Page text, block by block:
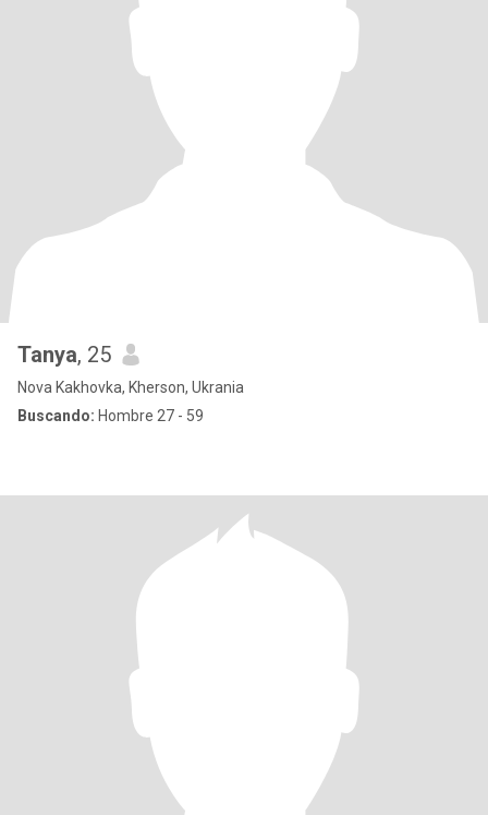
Tanya, 25
Nova Kakhovka, Kherson, Ukrania
Buscando: Hombre 27 - 59